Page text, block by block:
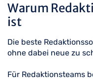
Warum
ist
Die beste
ohne dabei neue zu
Für Redaktionsteams